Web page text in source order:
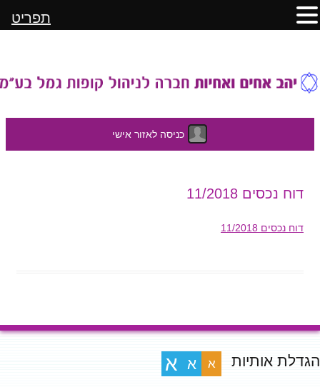
כניסה לאזור אישי
דוח נכסים 11/2018
דוח נכסים 11/2018
הגדלת אותיות א א א
תפריט